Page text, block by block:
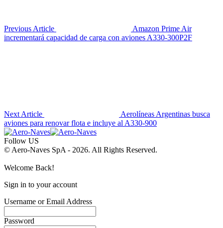
Previous Article
Amazon Prime Air
incrementará capacidad de carga con aviones A330-300P2F
Next Article
Aerolíneas Argentinas busca
aviones para renovar flota e incluye al A330-900
Follow US
© Aero-Naves SpA - 2026. All Rights Reserved.
Welcome Back!
Sign in to your account
Username or Email Address
Password